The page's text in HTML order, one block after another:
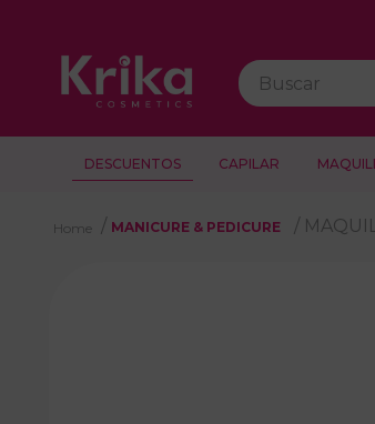
Buscar
DESCUENTOS CAPILAR
MANICURE & PEDICURE